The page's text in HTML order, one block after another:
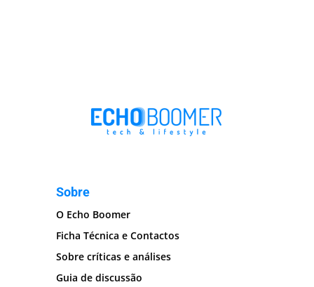
Sobre
O Echo Boomer
Ficha Técnica e Contactos
Sobre críticas e análises
Guia de discussão